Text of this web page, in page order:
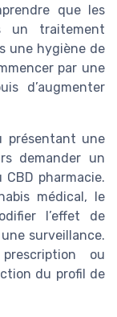
que les
un traitement
une hygiène de
par une
d’augmenter
présentant une
demander un
pharmacie.
médical, le
l’effet de
surveillance.
ou
du profil de